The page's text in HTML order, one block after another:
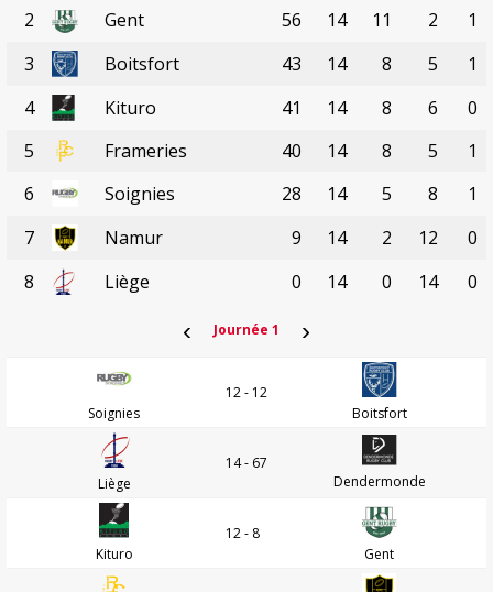
2
Gent 56 14 11 2
1
3
Boitsfort 43 14 8 5
1
4
Kituro 41 14 8 6
0
5
Frameries 40 14 8 5
1
6
Soignies 28 14 5 8
1
7
Namur 9 14 2 12
0
8
Liège 0 14 0 14 0
‹ Journée 1 ›
Soignies
12 - 12
Boitsfort
Liège
14 - 67
Dendermonde
Kituro
12 - 8
Gent